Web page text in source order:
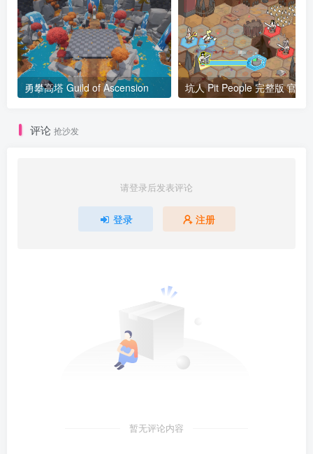
勇攀高塔 Guild of Ascension
评论 抢沙发
请登录后发表评论
登录 注册
暂无评论内容